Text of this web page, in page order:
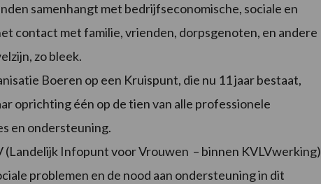
samenhangt met bedrijfseconomische, sociale en
contact met familie, vrienden, dorpsgenoten, en andere
zo bleek.
Boeren op een Kruispunt, die nu 11 jaar bestaat,
oprichting één op de tien van alle professionele
en ondersteuning.
(Landelijk Infopunt voor Vrouwen – binnen KVLVwerking)
problemen en de nood aan ondersteuning in dit